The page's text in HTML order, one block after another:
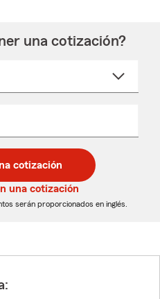
una cotización?
cotización
una cotización
serán proporcionados en inglés.